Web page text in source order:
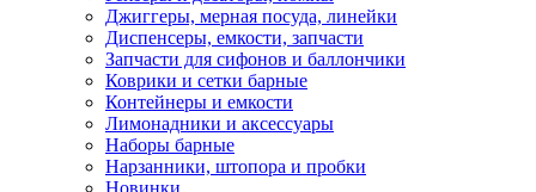
Джиггеры, мерная посуда, линейки
Диспенсеры, емкости, запчасти
Запчасти для сифонов и баллончики
Коврики и сетки барные
Контейнеры и емкости
Лимонадники и аксессуары
Наборы барные
Нарзанники, штопора и пробки
Новинки